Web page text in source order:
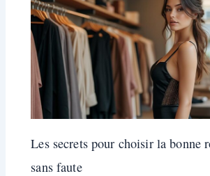
Les secrets pour choisir la bonne
sans faute